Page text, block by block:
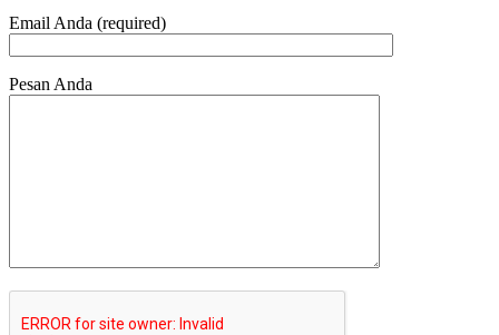
Email Anda (required)
Pesan Anda